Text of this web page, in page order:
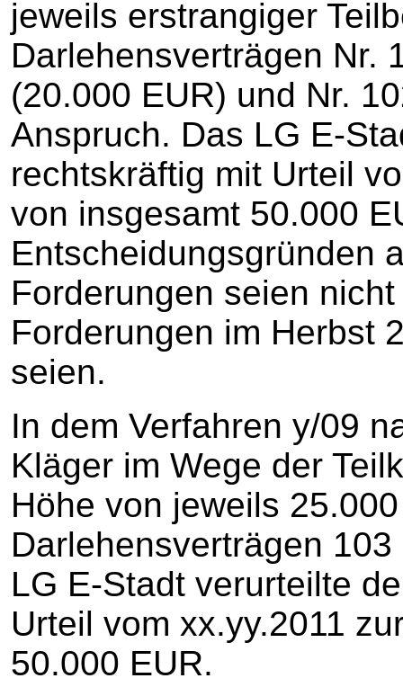
jeweils erstrangiger
Darlehensverträgen Nr.
(20.000 EUR) und Nr.
Anspruch. Das LG E-
rechtskräftig mit Urteil
von insgesamt 50.000
Entscheidungsgründen
Forderungen seien
Forderungen im Herbst
seien.
In dem Verfahren y/09
Kläger im Wege der
Höhe von jeweils
Darlehensverträgen
LG E-Stadt verurteilte
Urteil vom xx.yy.2011
50.000 EUR.